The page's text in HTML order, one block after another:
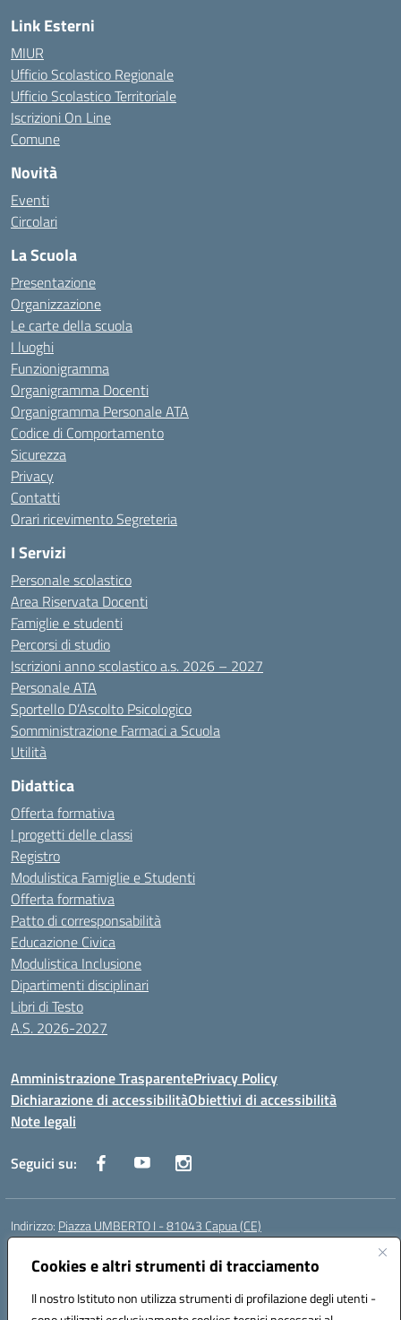
Cookies e altri strumenti di tracciamento
Il nostro Istituto non utilizza strumenti di profilazione degli utenti -
Link Esterni
MIUR
Ufficio Scolastico Regionale
Ufficio Scolastico Territoriale
Iscrizioni On Line
Comune
Novità
Eventi
Circolari
La Scuola
Presentazione
Organizzazione
Le carte della scuola
I luoghi
Funzionigramma
Organigramma Docenti
Organigramma Personale ATA
Codice di Comportamento
Sicurezza
Privacy
Contatti
Orari ricevimento Segreteria
I Servizi
Personale scolastico
Area Riservata Docenti
Famiglie e studenti
Percorsi di studio
Iscrizioni anno scolastico a.s. 2026 – 2027
Personale ATA
Sportello D’Ascolto Psicologico
Somministrazione Farmaci a Scuola
Utilità
Didattica
Offerta formativa
I progetti delle classi
Registro
Modulistica Famiglie e Studenti
Offerta formativa
Patto di corresponsabilità
Educazione Civica
Modulistica Inclusione
Dipartimenti disciplinari
Libri di Testo
A.S. 2026-2027
Amministrazione TrasparentePrivacy Policy
Dichiarazione di accessibilitàObiettivi di accessibilità
Note legali
Seguici su:
Indirizzo: Piazza UMBERTO I - 81043 Capua (CE)
Centralino:
Posta elettronica certificata (PEC):cepm03000d@pec.istruzione.it
Codice fiscale: 93034560610
Codice meccanografico:CEPM03000D